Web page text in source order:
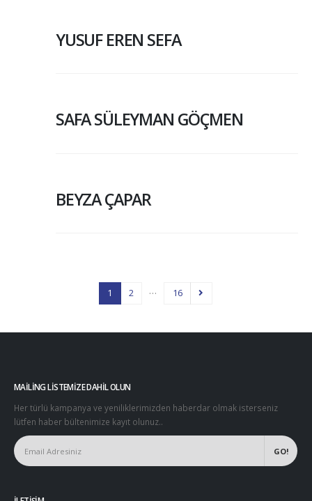
YUSUF EREN SEFA
SAFA SÜLEYMAN GÖÇMEN
BEYZA ÇAPAR
1 2 … 16
MAILING LISTEMIZE DAHIL OLUN
Her türlü kampanya ve yeniliklerimizden haberdar olmak isterseniz
lütfen haber bültenimize kayıt olunuz..